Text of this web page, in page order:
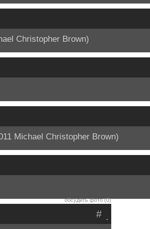
Christopher Brown)
Michael Christopher Brown)
обсудить фото (0)
.
#